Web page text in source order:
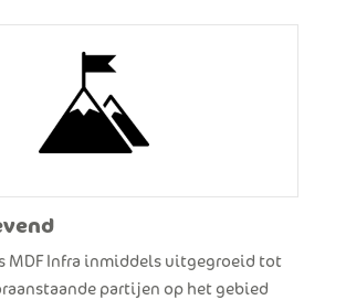
MDF Infra inmiddels uitgegroeid tot
partijen op het gebied